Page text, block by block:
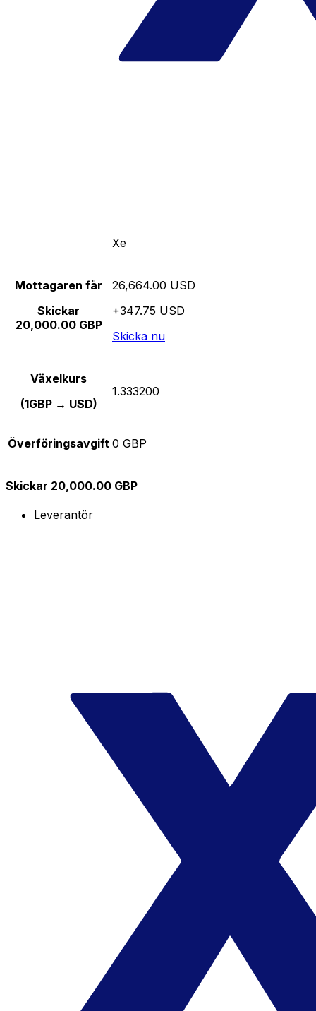
Xe
Mottagaren får
Skickar
20,000.00 GBP
26,664.00 USD
+347.75 USD
Skicka nu
Växelkurs
(1GBP → USD)
1.333200
Överföringsavgift 0 GBP
Skickar 20,000.00 GBP
Leverantör